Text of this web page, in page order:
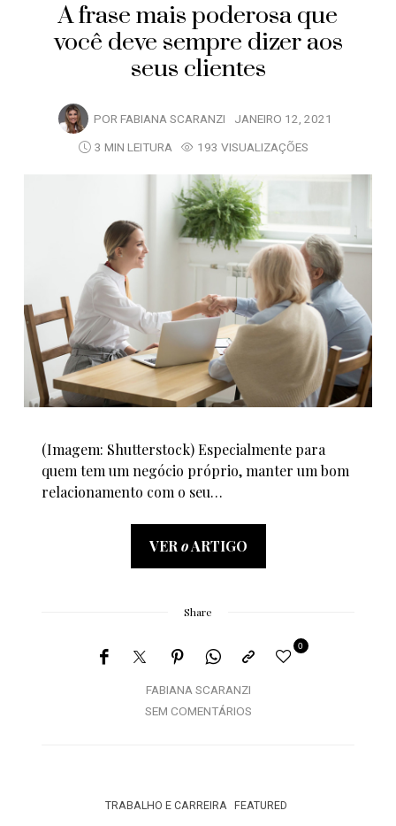
A frase mais poderosa que
você deve sempre dizer aos
seus clientes
POR FABIANA SCARANZI JANEIRO 12, 2021
3 MIN LEITURA
193 VISUALIZAÇÕES
(Imagem: Shutterstock) Especialmente para
quem tem um negócio próprio, manter um bom
relacionamento com o seu…
VER oARTIGO
Share
FABIANA SCARANZI
0
SEM COMENTÁRIOS
TRABALHO E CARREIRA FEATURED